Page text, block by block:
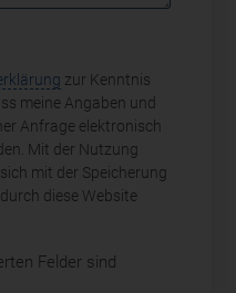
zur Kenntnis
meine Angaben und
Anfrage elektronisch
Mit der Nutzung
mit der Speicherung
diese Website
Felder sind